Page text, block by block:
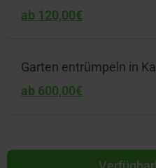
ab 120,00€
Garten entrümpeln in
ab 600,00€